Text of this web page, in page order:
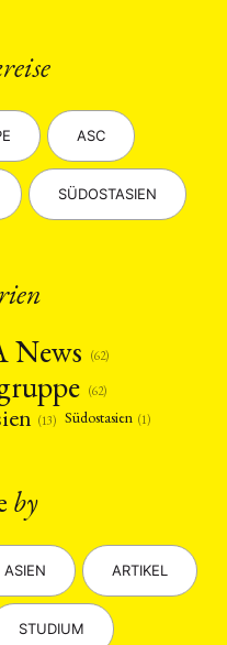
ASC
SÜDOSTASIEN
News (62)
(62)
(13) Südostasien (1)
by
ASIEN ARTIKEL
STUDIUM